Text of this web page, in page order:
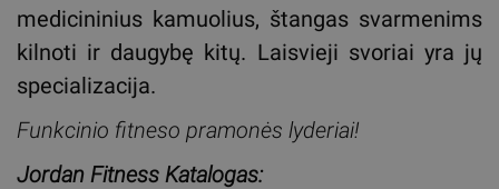
medicininius kamuolius, štangas svarmenims
kilnoti ir daugybę kitų. Laisvieji svoriai yra jų
specializacija.
Funkcinio fitneso pramonės lyderiai!
Jordan Fitness Katalogas: